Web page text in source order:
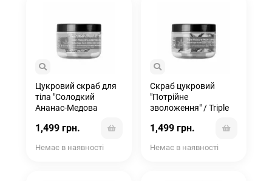
Цукровий скраб для
тіла "Солодкий
Ананас-Медова
Pineapple & Honey
Scrub
1,499 грн.
Немає в наявності
Скраб цукровий
"Потрійне
зволоження" / Triple
Herbal Sugar Scrub
1,499 грн.
Немає в наявності